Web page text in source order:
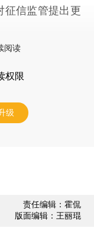
征信监管提出更
阅读
权限
级
责任编辑：霍侃
版面编辑：王丽琨